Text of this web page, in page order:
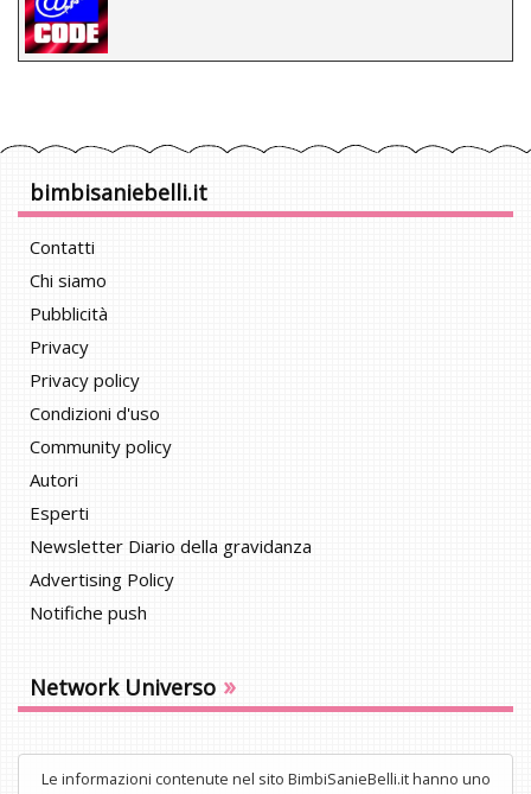
bimbisaniebelli.it
Contatti
Chi siamo
Pubblicità
Privacy
Privacy policy
Condizioni d'uso
Community policy
Autori
Esperti
Newsletter Diario della gravidanza
Advertising Policy
Notifiche push
Network Universo »
Le informazioni contenute nel sito BimbiSanieBelli.it hanno uno